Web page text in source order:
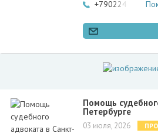
+79022422421
Помощь
Петербурге
03 июля, 2026